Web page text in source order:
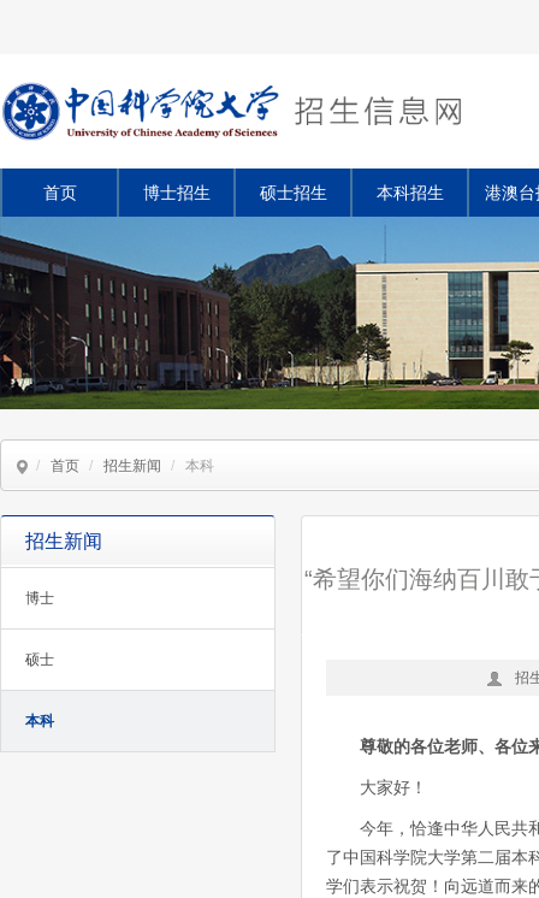
首页 博士招生 硕士招生 本科招生 港澳台
/ 首页 / 招生新闻 / 本科
招生新闻
博士
硕士
本科
“希望你们海纳百川
招
尊敬的各位老师、各位
大家好！
今年，恰逢中华人民共
了中国科学院大学第二届本
学们表示祝贺！向远道而来